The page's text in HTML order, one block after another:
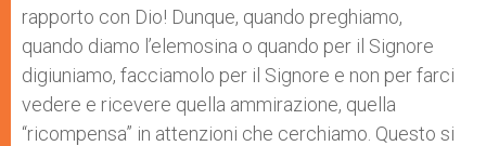
rapporto con Dio! Dunque, quando preghiamo,
quando diamo l’elemosina o quando per il Signore
digiuniamo, facciamolo per il Signore e non per farci
vedere e ricevere quella ammirazione, quella
“ricompensa” in attenzioni che cerchiamo. Questo si